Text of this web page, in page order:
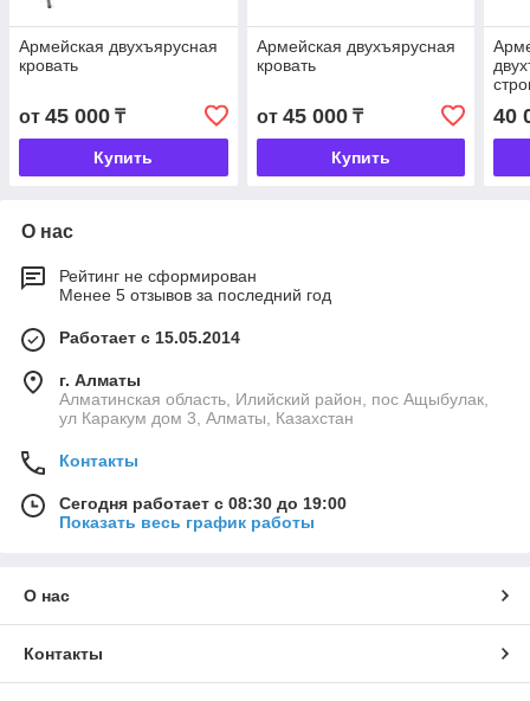
Армейская двухъярусная
кровать
от 45 000 ₸
Купить
Армейская двухъярусная
кровать
от 45 000₸
Купить
40
О нас
Рейтинг не сформирован
Менее 5 отзывов за последний год
Работает с 15.05.2014
г. Алматы
Алматинская область, Илийский район, пос Ащыбулак,
ул Каракум дом 3, Алматы, Казахстан
Контакты
Сегодня работает с 08:30 до 19:00
Показать весь график работы
О нас
Контакты